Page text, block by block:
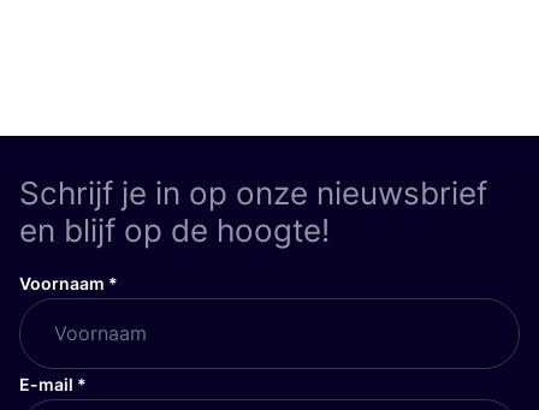
Schrijf je in op onze nieuwsbrief
en blijf op de hoogte!
Voornaam *
E-mail *